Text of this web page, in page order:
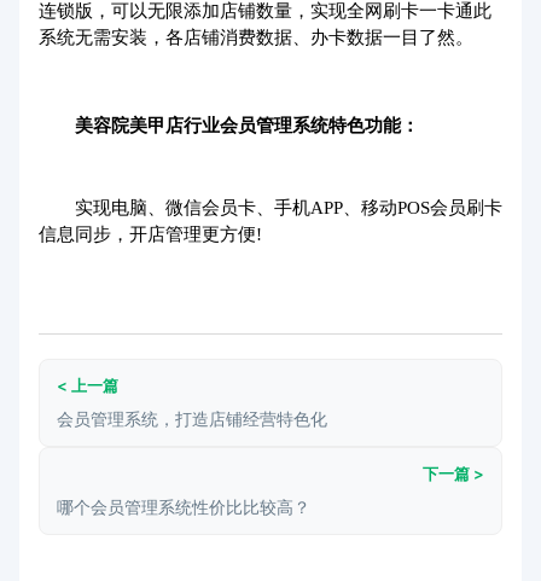
连锁版，可以无限添加店铺数量，实现全网刷卡一卡通此
系统无需安装，各店铺消费数据、办卡数据一目了然。
美容院美甲店行业会员管理系统特色功能：
实现电脑、微信会员卡、 手机APP 、移动POS会员刷卡
信息同步，开店管理更方便!
< 上一篇
会员管理系统，打造店铺经营特色化
下一篇 >
哪个会员管理系统性价比比较高？